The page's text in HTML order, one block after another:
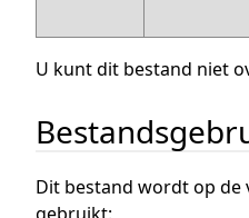
U kunt dit bestand niet
Dit bestand wordt op de